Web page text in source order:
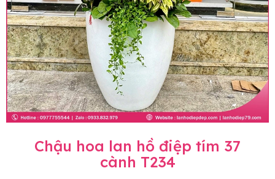
Chậu hoa lan hồ điệp tím 37
cành T234